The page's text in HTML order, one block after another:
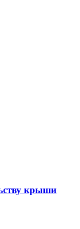
крыши